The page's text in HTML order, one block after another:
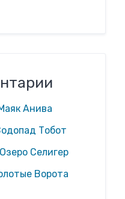
Анива
Тобот
Озеро Селигер
Ворота